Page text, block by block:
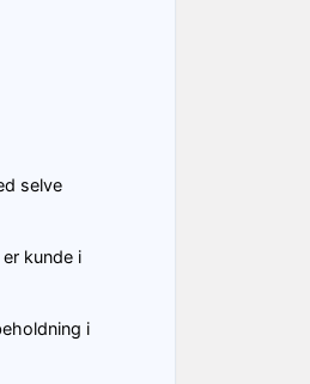
selve
kunde i
i